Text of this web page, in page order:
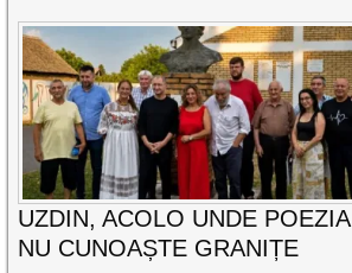
UZDIN, ACOLO UNDE POEZIA
NU CUNOAȘTE GRANIȚE